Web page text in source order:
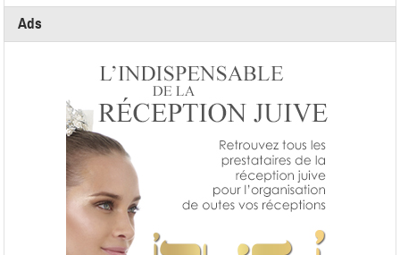
Ads